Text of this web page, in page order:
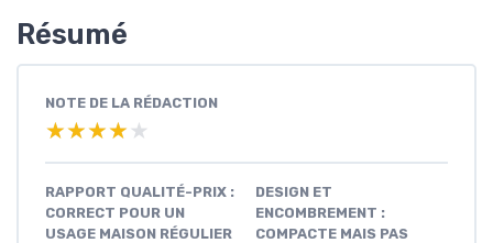
Résumé
NOTE DE LA RÉDACTION
★★★★★
★★★★★
RAPPORT QUALITÉ-PRIX :
CORRECT POUR UN
USAGE MAISON RÉGULIER
DESIGN ET
ENCOMBREMENT :
COMPACTE MAIS PAS